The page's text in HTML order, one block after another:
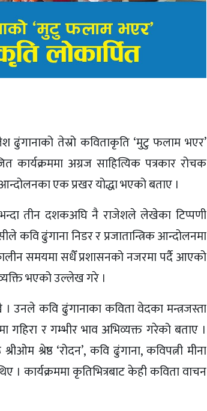
ढुंगानाको तेस्रो कविताकृति ‘मुटु फलाम भएर’
अग्रज साहित्यिक पत्रकार रोचक
एक प्रखर योद्धा भएको बताए ।
तीन दशकअघि नै राजेशले लेखेका टिप्पणी
ढुंगाना निडर र प्रजातान्त्रिक आन्दोलनमा
समयमा सधैँ प्रशासनको नजरमा पर्दै आएको
भएको उल्लेख गरे ।
। उनले कवि ढुंगानाका कविता वेदका मन्त्रजस्ता
र गम्भीर भाव अभिव्यक्त गरेको बताए ।
श्रेष्ठ ‘रोदन’, कवि ढुंगाना, कविपत्नी मीना
कार्यक्रममा कृतिभित्रबाट केही कविता वाचन